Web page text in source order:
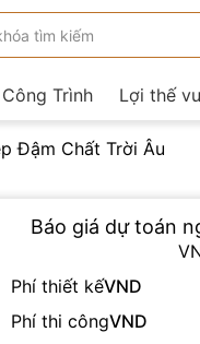
Trình Lợi thế
Đậm Chất Trời Âu
Báo giá dự toán
Phí thiết kếVND
Phí thi côngVND